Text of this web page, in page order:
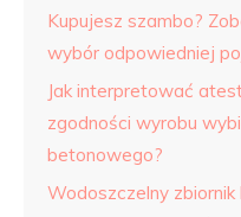
Kupujesz szambo?
wybór odpowiedniej
Jak interpretować
zgodności wyrobu
betonowego?
Wodoszczelny